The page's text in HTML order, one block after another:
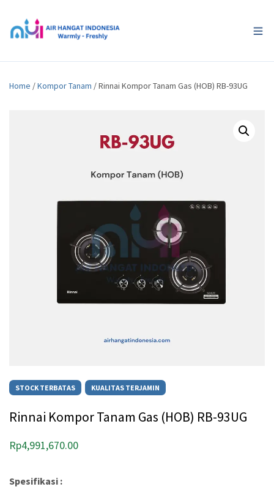
Home /Kompor Tanam / Rinnai Kompor Tanam Gas (HOB) RB-93UG
STOCK TERBATAS KUALITAS TERJAMIN
Rinnai Kompor Tanam Gas (HOB) RB-93UG
Rp4,991,670.00
Spesifikasi :